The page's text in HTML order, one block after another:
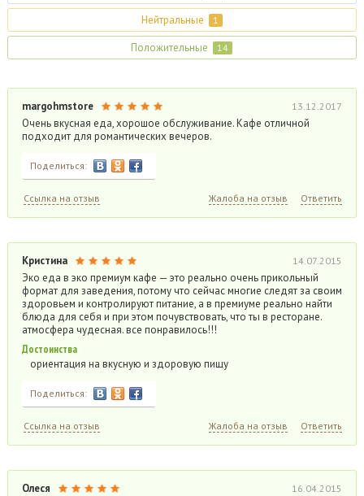
Нейтральные 1
Положительные 14
margohmstore 13.12.2017
Очень вкусная еда, хорошое обслуживание. Кафе отличной
подходит для романтических вечеров.
Поделиться:
Ссылка на отзыв Жалоба на отзыв Ответить
Кристина 14.07.2015
Эко еда в эко премиум кафе — это реально очень прикольный
формат для заведения, потому что сейчас многие следят за своим
здоровьем и контролируют питание, а в премиуме реально найти
блюда для себя и при этом почувствовать, что ты в ресторане.
атмосфера чудесная. все понравилось!!!
Достоинства
ориентация на вкусную и здоровую пищу
Поделиться:
Ссылка на отзыв Жалоба на отзыв Ответить
Олеся 16.04.2015